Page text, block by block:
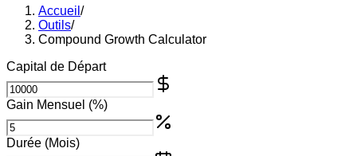
Accueil /
Outils/
Compound Growth Calculator
Capital de Départ
Gain Mensuel (%)
Durée (Mois)